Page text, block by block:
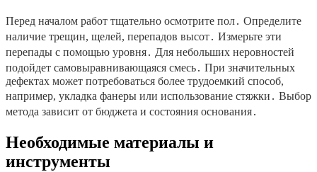
Перед началом работ тщательно осмотрите пол․ Определите
наличие трещин, щелей, перепадов высот․ Измерьте эти
перепады с помощью уровня․ Для небольших неровностей
подойдет самовыравнивающаяся смесь․ При значительных
дефектах может потребоваться более трудоемкий способ,
например, укладка фанеры или использование стяжки․ Выбор
метода зависит от бюджета и состояния основания․
Необходимые материалы и
инструменты